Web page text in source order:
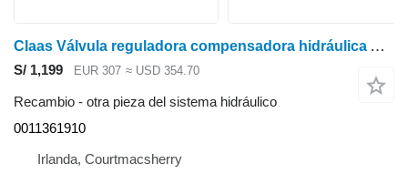
Claas Válvula reguladora compensadora hidráulica Arion 500, 600 Arion 640 0 0011361910 para tractor de ruedas
S/ 1,199 EUR 307 ≈ USD 354.70
Recambio - otra pieza del sistema hidráulico
0011361910
Irlanda, Courtmacsherry